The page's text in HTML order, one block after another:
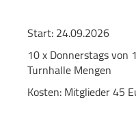
Start: 24.09.2026
10 x Donnerstags
Turnhalle Mengen
Kosten: Mitglieder 45